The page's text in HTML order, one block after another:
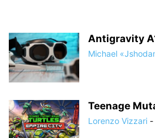
Antigravity
Michael
Teenage
Lorenzo Vizzari -